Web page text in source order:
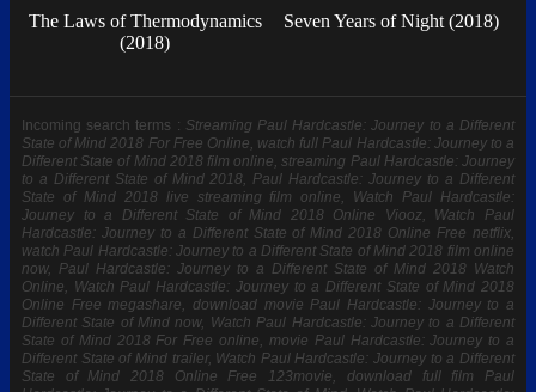
The Laws of Thermodynamics
(2018)
Seven Years of Night (2018)
Incoming search terms : Streaming Paul Hardcastle: Journey to a Different
State of Mind 2018 For Free Online, watch full Paul Hardcastle: Journey to a
Different State of Mind 2018 film online, streaming Paul Hardcastle: Journey
to a Different State of Mind 2018, Paul Hardcastle: Journey to a Different
State of Mind 2018 live streaming film online, Watch Paul Hardcastle:
Journey to a Different State of Mind 2018 Online Viooz, Watch Paul
Hardcastle: Journey to a Different State of Mind 2018 Online Free netflix,
watch Paul Hardcastle: Journey to a Different State of Mind 2018 film online
now, Paul Hardcastle: Journey to a Different State of Mind 2018 Watch
Online, Watch Paul Hardcastle: Journey to a Different State of Mind 2018
Online Free megashare, download movie Paul Hardcastle: Journey to a
Different State of Mind now, Watch Paul Hardcastle: Journey to a Different
State of Mind 2018 For Free online, movie Paul Hardcastle: Journey to a
Different State of Mind trailer, Watch Paul Hardcastle: Journey to a Different
State of Mind 2018 Online Free 123movie, download full film Paul